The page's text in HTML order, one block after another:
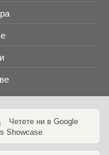
Четете ни в Google
Showcase